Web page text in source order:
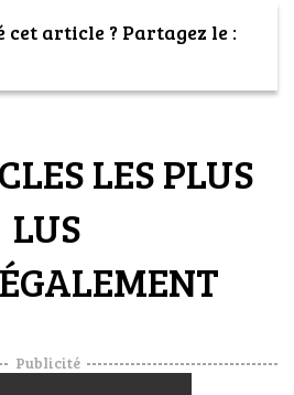
cet article ? Partagez le :
LES PLUS
LUS
Publicité